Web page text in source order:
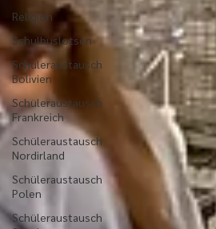
Religion
Schulbuslotsen
Schüleraustausch
Bolivien
Schüleraustausch
Frankreich
Schüleraustausch
Nordirland
Schüleraustausch
Polen
Schüleraustausch